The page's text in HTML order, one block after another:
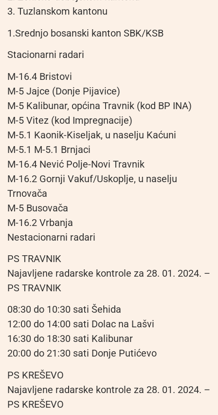
3. ⁠Tuzlanskom kantonu
1.Srednjo bosanski kanton SBK/KSB
Stacionarni radari
M-16.4 Bristovi
M-5 Jajce (Donje Pijavice)
M-5 Kalibunar, općina Travnik (kod BP INA)
M-5 Vitez (kod Impregnacije)
M-5.1 Kaonik-Kiseljak, u naselju Kaćuni
M-5.1 M-5.1 Brnjaci
M-16.4 Nević Polje-Novi Travnik
M-16.2 Gornji Vakuf/Uskoplje, u naselju
Trnovača
M-5 Busovača
M-16.2 Vrbanja
Nestacionarni radari
PS TRAVNIK
Najavljene radarske kontrole za 28. 01. 2024. –
PS TRAVNIK
08:30 do 10:30 sati Šehida
12:00 do 14:00 sati Dolac na Lašvi
16:30 do 18:30 sati Kalibunar
20:00 do 21:30 sati Donje Putićevo
PS KREŠEVO
Najavljene radarske kontrole za 28. 01. 2024. –
PS KREŠEVO